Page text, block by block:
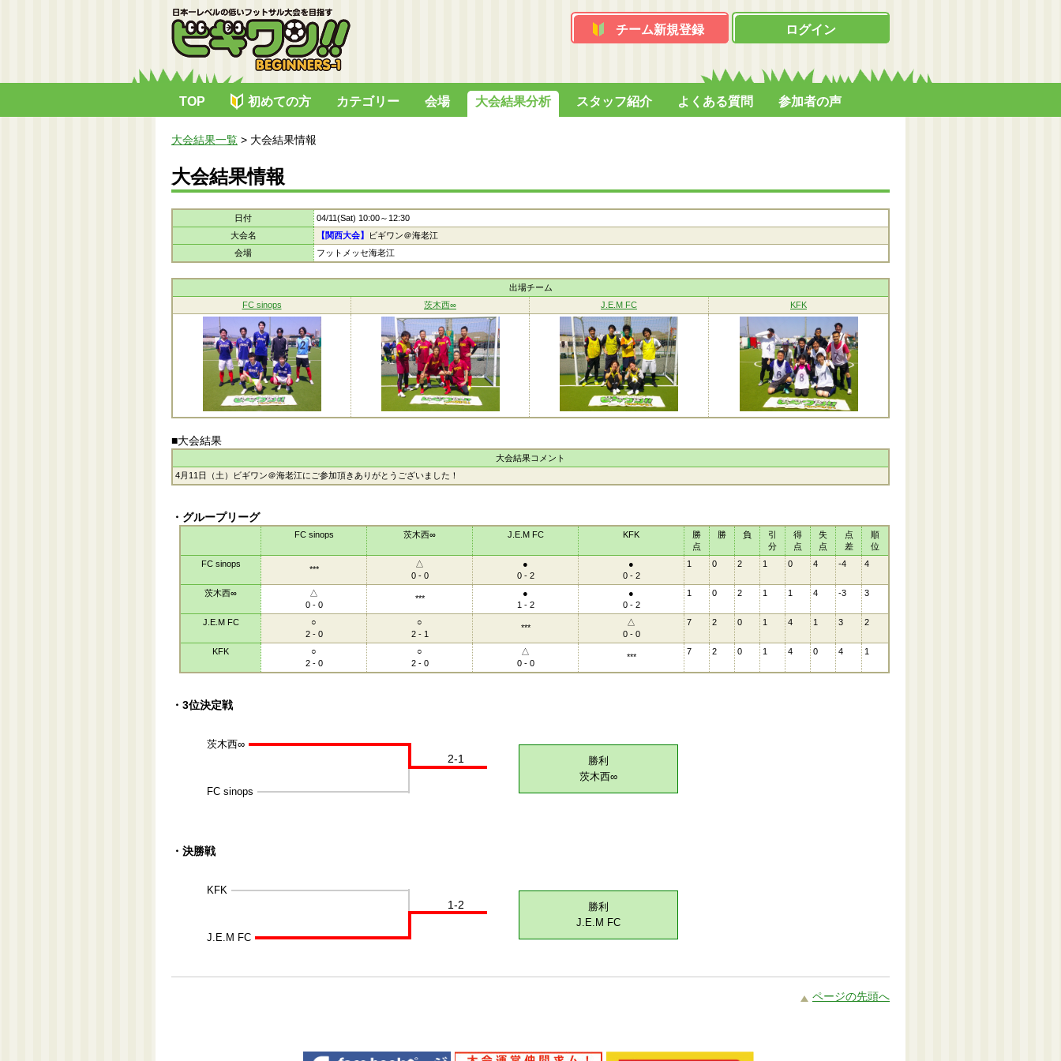
チーム新規登録 ログイン
TOP 初めての方 カテゴリー 会場 大会結果分析 スタッフ紹介 よくある質問 参加者の声
大会結果一覧 > 大会結果情報
大会結果情報
日付
04/11(Sat) 10:00～12:30
大会名
【関西大会】
ビギワン＠海老江
会場
フットメッセ海老江
出場チーム
FC sinops
茨木西∞ J.E.M FC KFK
■大会結果
大会結果コメント
4月11日（土）ビギワン＠海老江にご参加頂きありがとうございました！
・グループリーグ
FC sinops 茨木西∞ J.E.M FC KFK
勝
点
勝 負
引
分
得
点
失
点
点
差
順
位
FC sinops
***
△
0 - 0
●
0 - 2
●
0 - 2
1 0 2 1 0 4 -4 4
茨木西∞
△
0 - 0
***
●
1 - 2
●
0 - 2
1 0 2 1 1 4 -3 3
J.E.M FC
○
2 - 0
○
2 - 1
***
△
0 - 0
7 2 0 1 4 1 3 2
KFK
○
2 - 0
○
2 - 0
△
0 - 0
***
7 2 0 1 4 0 4 1
・3位決定戦
茨木西∞
FC sinops
2-1
勝利
茨木西∞
・決勝戦
KFK
J.E.M FC
1-2
勝利
J.E.M FC
ページの先頭へ